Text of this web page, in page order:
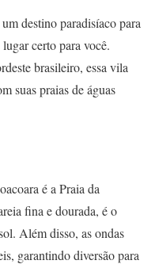
destino paradisíaco para
certo para você.
brasileiro, essa vila
suas praias de águas
é a Praia da
fina e dourada, é o
Além disso, as ondas
garantindo diversão para